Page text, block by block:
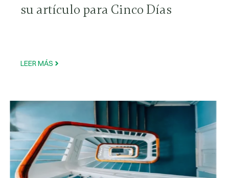
su artículo para Cinco Días
LEER MÁS